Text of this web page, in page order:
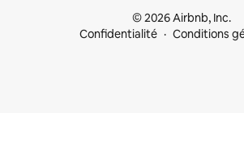
© 2026 Airbnb, Inc.
Confidentialité
Conditions